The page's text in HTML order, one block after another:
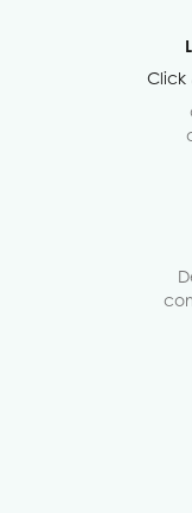
Click